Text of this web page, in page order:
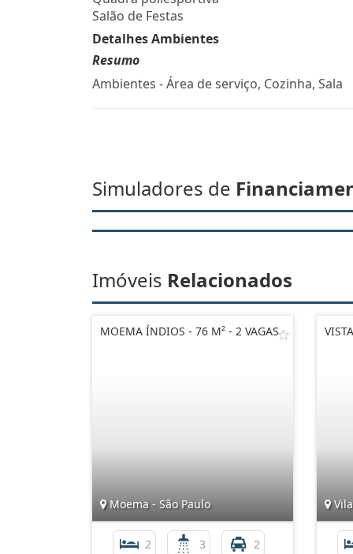
Salão de Festas
Detalhes Ambientes
Resumo
Ambientes - Área de serviço, Cozinha, Sala
Simuladores de
Imóveis Relacionados
MOEMA ÍNDIOS - 76 M² - 2 VAGAS
Moema - São Paulo
2 3 2